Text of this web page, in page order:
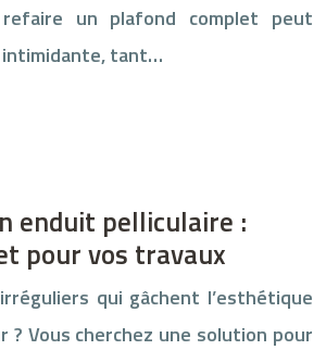
un plafond complet peut
tant…
enduit pelliculaire :
pour vos travaux
qui gâchent l’esthétique
Vous cherchez une solution pour